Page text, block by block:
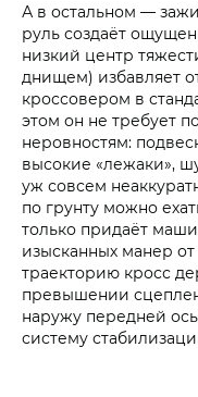
А в остальном —
руль создаёт
низкий центр
днищем) избавляет
кроссовером в
этом он не требует
неровностям:
высокие «лежаки»,
уж совсем
по грунту можно
только придаёт
изысканных манер
траекторию кросс
превышении
наружу передней
систему